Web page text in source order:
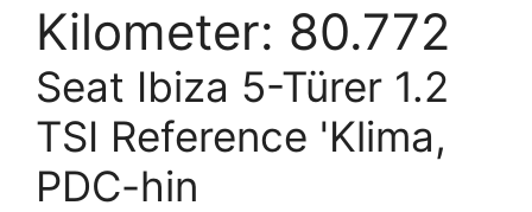
Kilometer: 80.772
Seat Ibiza 5-Türer 1.2
TSI Reference 'Klima,
PDC-hin